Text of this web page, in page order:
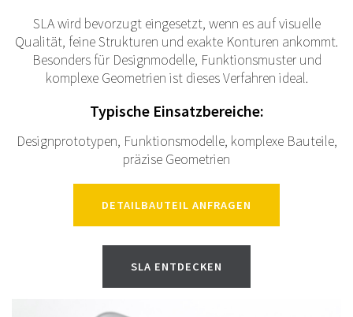
SLA wird bevorzugt eingesetzt, wenn es auf visuelle
Qualität, feine Strukturen und exakte Konturen ankommt.
Besonders für Designmodelle, Funktionsmuster und
komplexe Geometrien ist dieses Verfahren ideal.
Typische Einsatzbereiche:
Designprototypen, Funktionsmodelle, komplexe Bauteile,
präzise Geometrien
DETAILBAUTEIL ANFRAGEN
SLA ENTDECKEN